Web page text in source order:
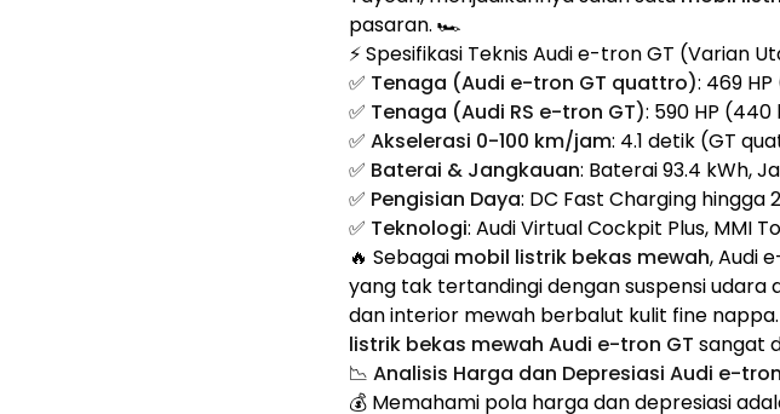
pasaran. 🏎️
⚡ Spesifikasi Teknis Audi e-tron GT (Varian
✅ Tenaga (Audi e-tron GT quattro): 469
✅ Tenaga (Audi RS e-tron GT): 590 HP (440
✅ Akselerasi 0-100 km/jam: 4.1 detik (GT
✅ Baterai & Jangkauan: Baterai 93.4 kWh,
✅ Pengisian Daya: DC Fast Charging hingga
✅ Teknologi: Audi Virtual Cockpit Plus, MMI
🔥 Sebagai mobil listrik bekas mewah, Audi
yang tak tertandingi dengan suspensi
dan interior mewah berbalut kulit fine
listrik bekas mewah Audi e-tron GT sangat
📉 Analisis Harga dan Depresiasi Audi e-
💰 Memahami pola harga dan depresiasi